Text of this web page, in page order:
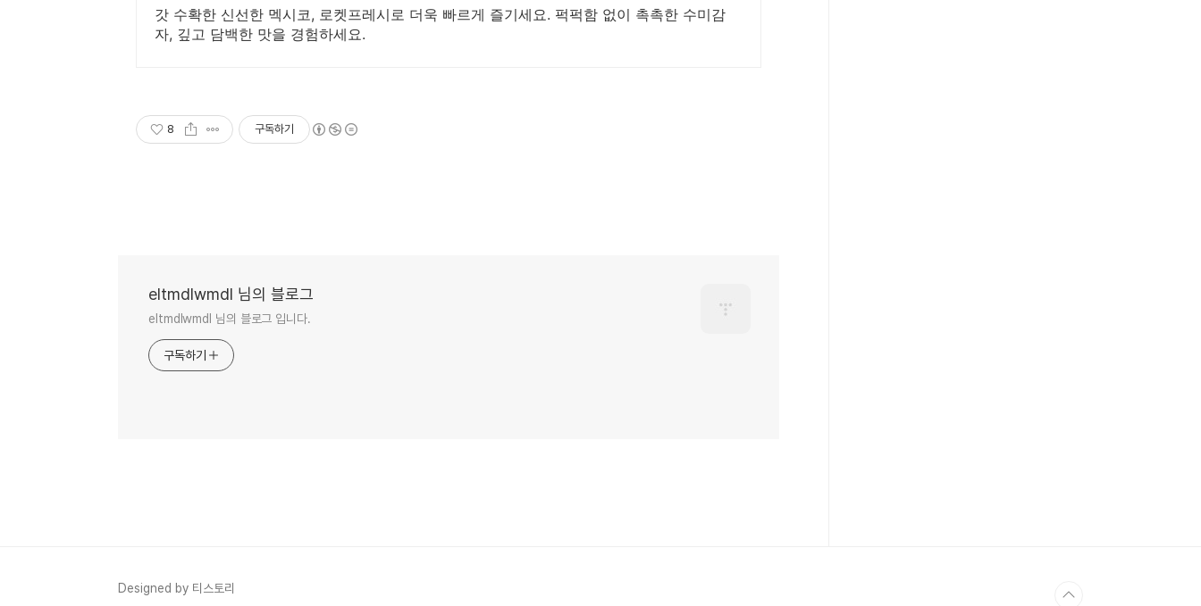
갓 수확한 신선한 멕시코, 로켓프레시로 더욱 빠르게 즐기세요. 퍽퍽함 없이 촉촉한 수미감
자, 깊고 담백한 맛을 경험하세요.
8 구독하기
eltmdlwmdl 님의 블로그
eltmdlwmdl 님의 블로그 입니다.
구독하기
Designed by 티스토리